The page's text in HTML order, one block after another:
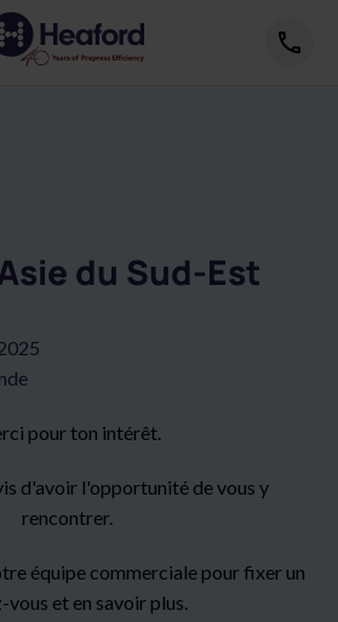
du Sud-Est
pour ton intérêt.
d'avoir l'opportunité de vous y
rencontrer.
équipe commerciale pour fixer un
vous et en savoir plus.